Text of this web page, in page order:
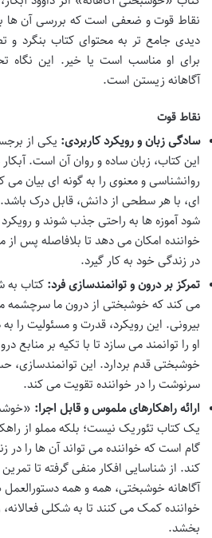
نقاط قوت و ضعفی است که بررسی آن ها
دیدی جامع تر به محتوای کتاب بنگرد و
برای او مناسب است یا خیر. این نگاه
آگاهانه زیستن است.
نقاط قوت
سادگی زبان و رویکرد کاربردی: یکی از
این کتاب، زبان ساده و روان آن است.
روانشناسی و معنوی را به گونه ای بیان می
ای، با هر سطحی از دانش، قابل درک
شود آموزه ها به راحتی جذب شوند و
خواننده امکان می دهد تا بلافاصله پس از
در زندگی خود به کار گیرد.
تمرکز بر درون و توانمندسازی فرد: کتاب به
می کند که خوشبختی از درون ما سرچشمه
بیرونی. این رویکرد، قدرت و مسئولیت را
او را توانمند می سازد تا با تکیه بر منابع
خوشبختی قدم بردارد. این توانمندسازی،
سرنوشت را در خواننده تقویت می کند.
ارائه راهکارهای ملموس و قابل اجرا:
یک کتاب تئوریک نیست؛ بلکه مملو از
گام است که خواننده می تواند آن ها را در
کند. از شناسایی افکار منفی گرفته تا
آگاهانه خوشبختی، همه و همه
خواننده کمک می کنند تا به شکلی فعالانه،
بخشد.